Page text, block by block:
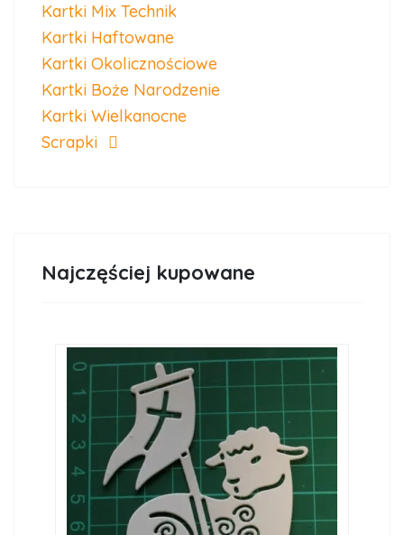
Kartki Mix Technik
Kartki Haftowane
Kartki Okolicznościowe
Kartki Boże Narodzenie
Kartki Wielkanocne
Scrapki
Najczęściej kupowane